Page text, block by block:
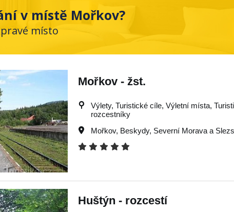
v místě Mořkov?
místo
Mořkov - žst.
Výlety, Turistické cíle, Výletní místa,
rozcestníky
Mořkov, Beskydy, Severní Morava a
Huštýn - rozcestí